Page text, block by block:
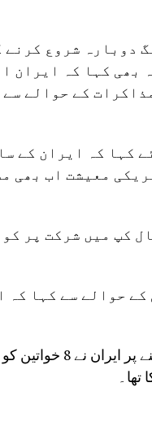
دوبارہ شروع کرنے
بھی کہا کہ ایران
کے حوالے سے
کہا کہ ایران کے
معیشت اب بھی
کپ میں شرکت پر
حوالے سے کہا کہ
ڈونلڈ ٹرمپ نے ایک اور متنازع